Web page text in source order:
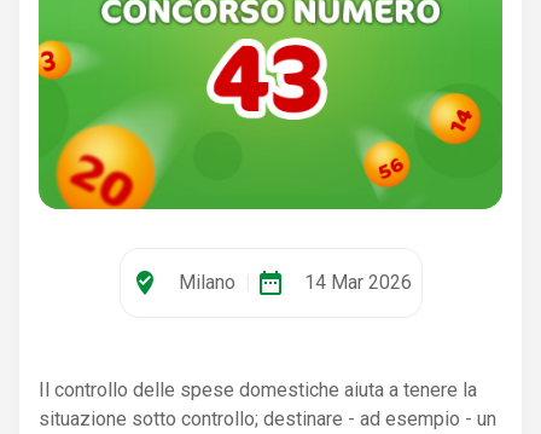
where_to_vote Milano date_range 14 Mar 2026
Il controllo delle spese domestiche aiuta a tenere la
situazione sotto controllo; destinare - ad esempio - un